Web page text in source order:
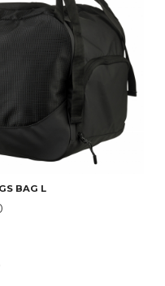
BAG L